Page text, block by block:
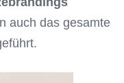
auch das gesamte